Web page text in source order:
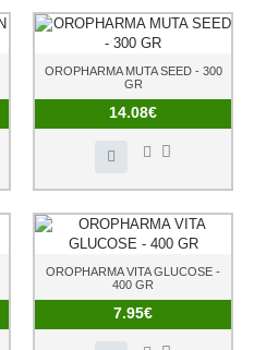
OROPHARMA MUTA SEED - 300
GR
14.08€
OROPHARMA VITA GLUCOSE -
400 GR
7.95€